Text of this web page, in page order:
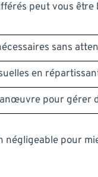
peut vous être
sans
en
pour gérer
pour